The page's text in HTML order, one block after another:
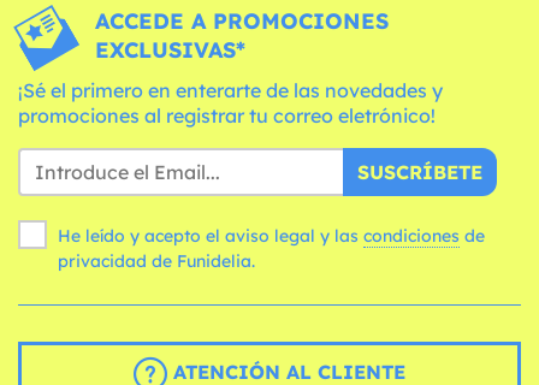
ACCEDE A PROMOCIONES
EXCLUSIVAS*
¡Sé el primero en enterarte de las novedades y
promociones al registrar tu correo eletrónico!
SUSCRÍBETE
He leído y acepto el aviso legal y las condiciones
privacidad de Funidelia.
ATENCIÓN AL CLIENTE